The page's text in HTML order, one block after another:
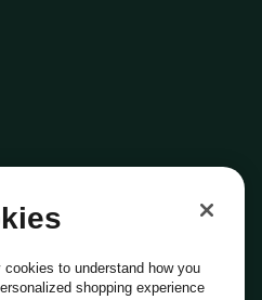
to understand how you
shopping experience